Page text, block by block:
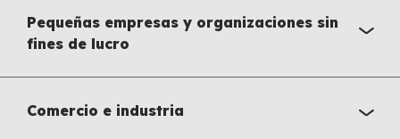
Pequeñas empresas y organizaciones sin
fines de lucro
Comercio e industria